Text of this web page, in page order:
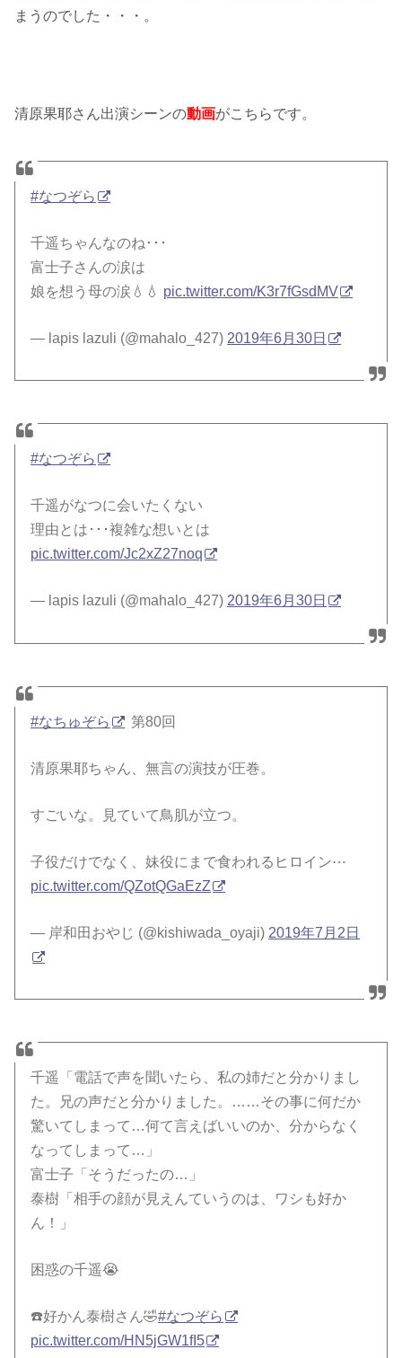
まうのでした・・・。
清原果耶さん出演シーンの動画がこちらです。
#なつぞら
千遥ちゃんなのね･･･
富士子さんの涙は
娘を想う母の涙💧💧 pic.twitter.com/K3r7fGsdMV
— lapis lazuli (@mahalo_427) 2019年6月30日
#なつぞら
千遥がなつに会いたくない
理由とは･･･複雑な想いとは
pic.twitter.com/Jc2xZ27noq
— lapis lazuli (@mahalo_427) 2019年6月30日
#なちゅぞら 第80回
清原果耶ちゃん、無言の演技が圧巻。
すごいな。見ていて鳥肌が立つ。
子役だけでなく、妹役にまで食われるヒロイン⋯
pic.twitter.com/QZotQGaEzZ
— 岸和田おやじ (@kishiwada_oyaji) 2019年7月2日
千遥「電話で声を聞いたら、私の姉だと分かりまし
た。兄の声だと分かりました。……その事に何だか
驚いてしまって…何て言えばいいのか、分からなく
なってしまって…」
富士子「そうだったの…」
泰樹「相手の顔が見えんていうのは、ワシも好か
ん！」
困惑の千遥😭
☎️好かん泰樹さん🤣#なつぞら
pic.twitter.com/HN5jGW1fI5